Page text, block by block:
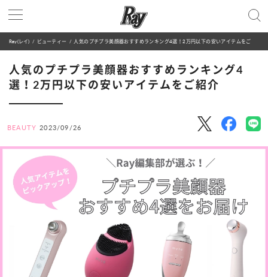
Ray(レイ) ビューティー 人気のプチプラ美顔器おすすめランキング4選！2万円以下の安いアイテムをご紹介
人気のプチプラ美顔器おすすめランキング4
選！2万円以下の安いアイテムをご紹介
BEAUTY 2023/09/26